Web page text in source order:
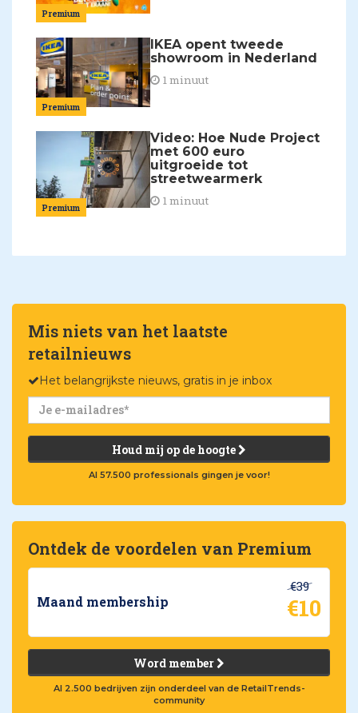
Premium
Premium
IKEA opent tweede
showroom in Nederland
1 minuut
Premium
Video: Hoe Nude Project
met 600 euro
uitgroeide tot
streetwearmerk
1 minuut
Mis niets van het laatste
retailnieuws
Het belangrijkste nieuws, gratis in je inbox
Houd mij op de hoogte
Al 57.500 professionals gingen je voor!
Ontdek de voordelen van Premium
Maand membership
€39
€10
Word member
Al 2.500 bedrijven zijn onderdeel van de RetailTrends-
community